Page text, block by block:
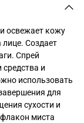
освежает кожу
лице. Создает
Спрей
и
использовать
для
сухости и
миста